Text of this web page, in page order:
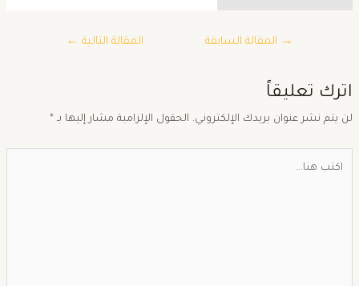
→المقالة السابقة المقالة التالية←
تعليقاً
يتم نشر عنوان بريدك الإلكتروني. الحقول الإلزامية مشار إليها بـ *